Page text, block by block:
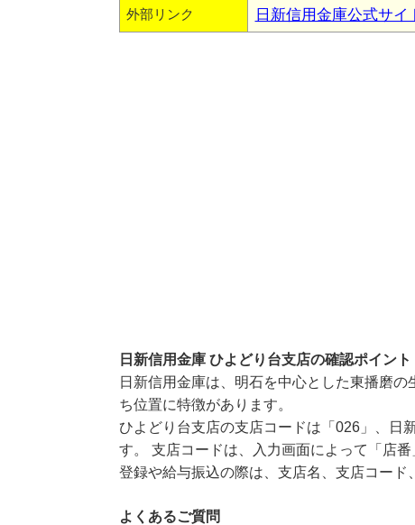
外部リンク 日新信用金庫公式サイ
日新信用金庫 ひよどり台支店の確認ポイント
日新信用金庫は、明石を中心とした東播磨
ち位置に特徴があります。
ひよどり台支店の支店コードは「026」、日
す。 支店コードは、入力画面によって「店
登録や給与振込の際は、支店名、支店コード
よくあるご質問